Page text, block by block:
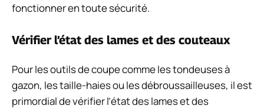
fonctionner en toute sécurité.
Vérifier l’état des lames et des couteaux
Pour les outils de coupe comme les tondeuses à
gazon, les taille-haies ou les débroussailleuses, il est
primordial de vérifier l’état des lames et des